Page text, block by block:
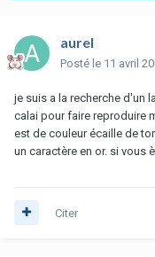
aurel
Posté le 11 avril
je suis a la recherche d'un
calai pour faire reproduire
est de couleur écaille de
un caractère en or. si vous
Citer